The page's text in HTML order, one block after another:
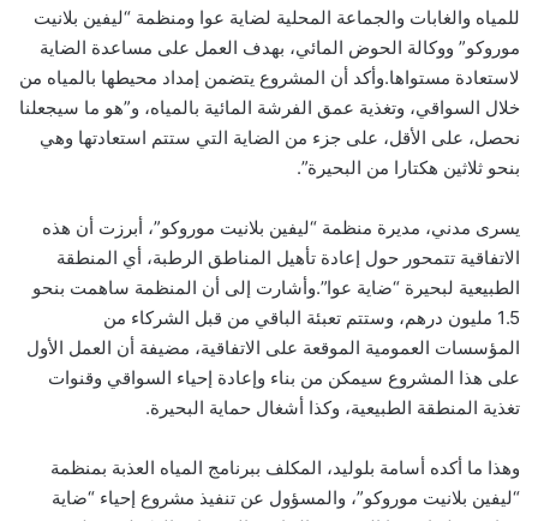
للمياه والغابات والجماعة المحلية لضاية عوا ومنظمة “ليفين بلانيت
موروكو” ووكالة الحوض المائي، بهدف العمل على مساعدة الضاية
لاستعادة مستواها.وأكد أن المشروع يتضمن إمداد محيطها بالمياه من
خلال السواقي، وتغذية عمق الفرشة المائية بالمياه، و”هو ما سيجعلنا
نحصل، على الأقل، على جزء من الضاية التي ستتم استعادتها وهي
بنحو ثلاثين هكتارا من البحيرة”.
يسرى مدني، مديرة منظمة “ليفين بلانيت موروكو”، أبرزت أن هذه
الاتفاقية تتمحور حول إعادة تأهيل المناطق الرطبة، أي المنطقة
الطبيعية لبحيرة “ضاية عوا”.وأشارت إلى أن المنظمة ساهمت بنحو
1.5 مليون درهم، وستتم تعبئة الباقي من قبل الشركاء من
المؤسسات العمومية الموقعة على الاتفاقية، مضيفة أن العمل الأول
على هذا المشروع سيمكن من بناء وإعادة إحياء السواقي وقنوات
تغذية المنطقة الطبيعية، وكذا أشغال حماية البحيرة.
وهذا ما أكده أسامة بلوليد، المكلف ببرنامج المياه العذبة بمنظمة
“ليفين بلانيت موروكو”، والمسؤول عن تنفيذ مشروع إحياء “ضاية